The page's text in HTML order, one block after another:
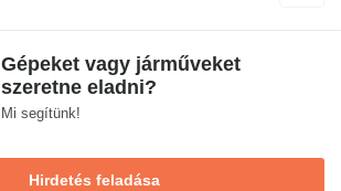
Gépeket vagy járműveket
szeretne eladni?
Mi segítünk!
Hirdetés feladása